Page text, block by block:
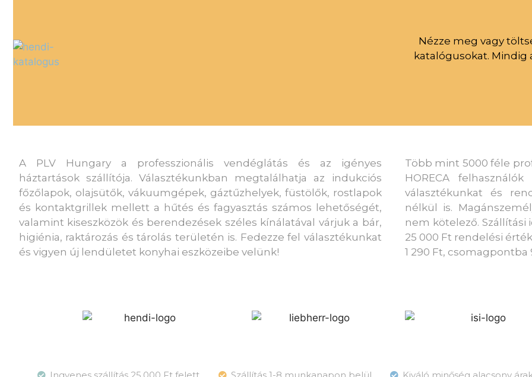
Nézze meg vagy
katalógusokat. Mindig
A PLV Hungary a professzionális vendéglátás és az igényes
háztartások szállítója. Választékunkban megtalálhatja az indukciós
főzőlapok, olajsütők, vákuumgépek, gáztűzhelyek, füstölők, rostlapok
és kontaktgrillek mellett a hűtés és fagyasztás számos lehetőségét,
valamint kiseszközök és berendezések széles kínálatával várjuk a bár,
higiénia, raktározás és tárolás területén is. Fedezze fel választékunkat
és vigyen új lendületet konyhai eszközeibe velünk!
Több mint 5000 féle
HORECA
választékunkat és
nélkül is.
nem kötelező. Szállítási
25 000 Ft rendelési
1 290 Ft, csomagpontba